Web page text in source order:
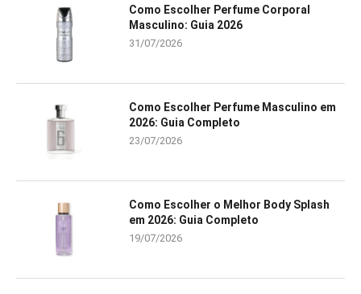
Como Escolher Perfume Corporal
Masculino: Guia 2026
31/07/2026
Como Escolher Perfume Masculino em
2026: Guia Completo
23/07/2026
Como Escolher o Melhor Body Splash
em 2026: Guia Completo
19/07/2026